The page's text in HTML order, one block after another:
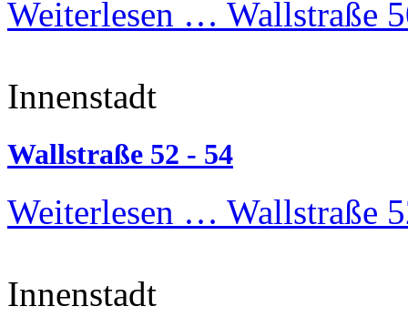
Weiterlesen … Wallstraße
Innenstadt
Wallstraße 52 - 54
Weiterlesen … Wallstraße
Innenstadt